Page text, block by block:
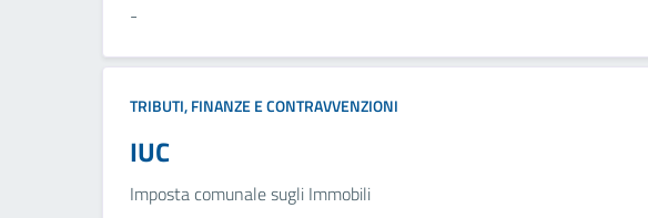
-
TRIBUTI, FINANZE E CONTRAVVENZIONI
IUC
Imposta comunale sugli Immobili